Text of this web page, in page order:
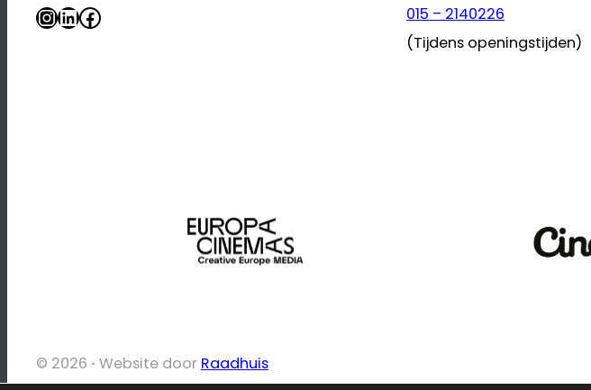
InstagramLinkedIn Facebook
015 – 2140226
(Tijdens openingstijden)
© 2026 · Website door Raadhuis